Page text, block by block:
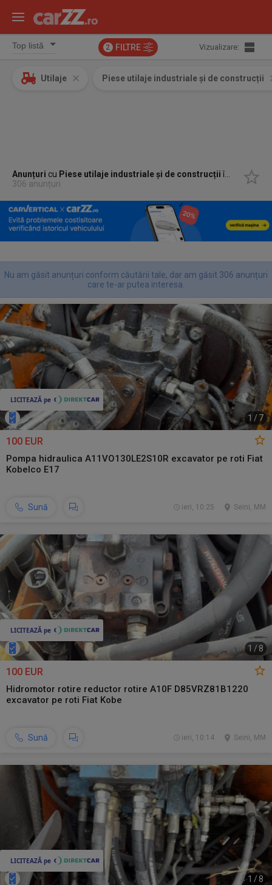
2 FILTRE Vizualizare:
Utilaje Piese utilaje industriale și de construcții
Anunțuri cu Piese utilaje industriale și de construcțiiîn
306 anunțuri
Nu am găsit anunțuri conform căutării tale, dar am găsit 306 anunțuri
care te-ar putea interesa.
1 / 7
100 EUR
Pompa hidraulica A11VO130LE2S10R excavator pe roti Fiat
Kobelco E17
Sună Seini, MM
ieri, 10:25
1 /8
100 EUR
Hidromotor rotire reductor rotire A10F D85VRZ81B1220
excavator pe roti Fiat Kobe
Sună Seini, MM
ieri, 10:14
1 / 8